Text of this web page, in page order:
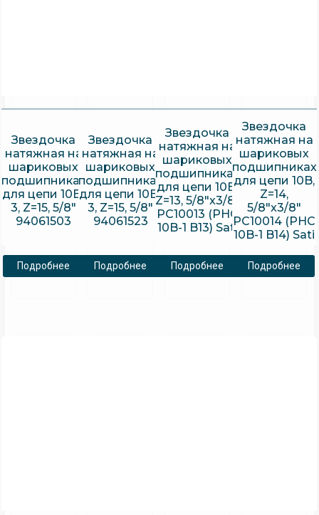
Звездочка
натяжная на
шариковых
подшипниках
для цепи 10B-
3, Z=15, 5/8″
94061503
Подробнее
Звездочка
натяжная на
шариковых
подшипниках
для цепи 10B-
3, Z=15, 5/8″
94061523
Подробнее
Звездочка
натяжная на
шариковых
подшипниках
для цепи 10B,
Z=13, 5/8″x3/8″
PC10013 (PHC
10B-1 B13) Sati
Подробнее
Звездочка
натяжная на
шариковых
подшипниках
для цепи 10B,
Z=14,
5/8″x3/8″
PC10014 (PHC
10B-1 B14) Sati
Подробнее